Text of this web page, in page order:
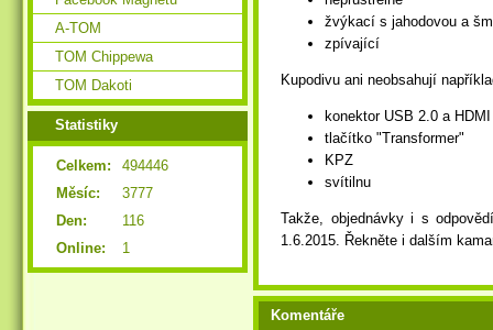
žvýkací s jahodovou a
zpívající
Kupodivu ani neobsahují
konektor USB 2.0 a HDMI
tlačítko "Transformer"
KPZ
svítilnu
Takže, objednávky i s
1.6.2015. Řekněte i dalším
Komentáře
A-TOM
TOM Chippewa
TOM Dakoti
Statistiky
Online: 1
Celkem:
494446
Měsíc:
3777
Den:
116